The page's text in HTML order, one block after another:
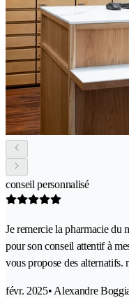
conseil personnalisé
Je remercie la pharmacie du
pour son conseil attentif à
vous propose des alternatifs.
févr. 2025• Alexandre